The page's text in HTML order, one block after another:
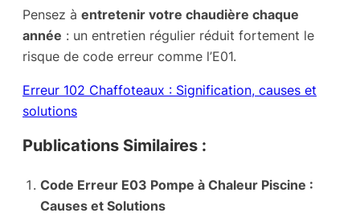
Pensez à entretenir votre chaudière chaque
année : un entretien régulier réduit fortement le
risque de code erreur comme l’E01.
Erreur 102 Chaffoteaux : Signification, causes et
solutions
Publications Similaires :
Code Erreur E03 Pompe à Chaleur Piscine :
Causes et Solutions